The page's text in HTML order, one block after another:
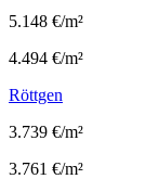
5.148 €/m²
4.494 €/m²
Röttgen
3.739 €/m²
3.761 €/m²